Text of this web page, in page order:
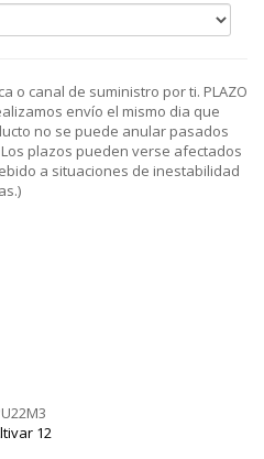
o canal de suministro por ti. PLAZO
envío el mismo dia que
no se puede anular pasados
plazos pueden verse afectados
a situaciones de inestabilidad
12